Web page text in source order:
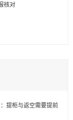
核对
提柜与返空需要提前